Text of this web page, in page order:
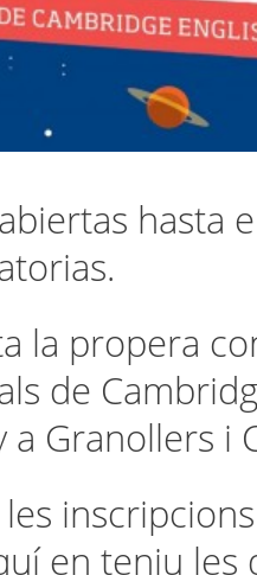
hasta
la propera
de
a Granollers i
en teniu